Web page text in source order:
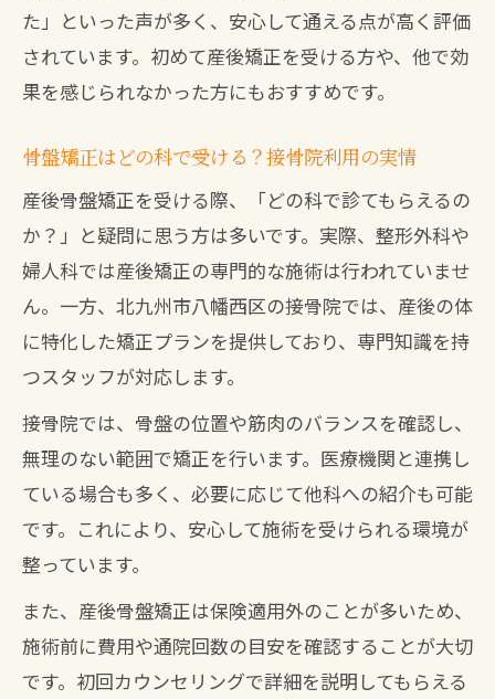
接骨院で安全に骨盤ケアを受けるポイン
ト
産後骨盤矯正とセルフケアの効果的な組
た」といった声が多く、安心して通える点が高く評価
されています。初めて産後矯正を受ける方や、他で効
果を感じられなかった方にもおすすめです。
骨盤矯正はどの科で受ける？接骨院利用の実情
産後骨盤矯正を受ける際、「どの科で診てもらえるの
か？」と疑問に思う方は多いです。実際、整形外科や
婦人科では産後矯正の専門的な施術は行われていませ
ん。一方、北九州市八幡西区の接骨院では、産後の体
に特化した矯正プランを提供しており、専門知識を持
つスタッフが対応します。
接骨院では、骨盤の位置や筋肉のバランスを確認し、
無理のない範囲で矯正を行います。医療機関と連携し
ている場合も多く、必要に応じて他科への紹介も可能
です。これにより、安心して施術を受けられる環境が
整っています。
また、産後骨盤矯正は保険適用外のことが多いため、
施術前に費用や通院回数の目安を確認することが大切
です。初回カウンセリングで詳細を説明してもらえる